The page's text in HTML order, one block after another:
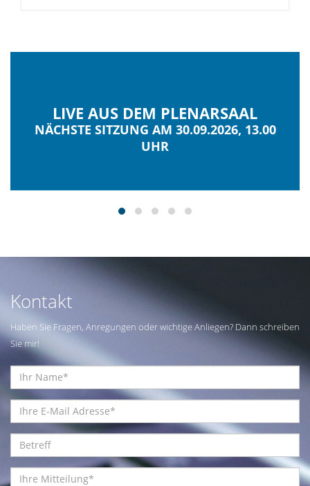
LIVE AUS DEM PLENARSAAL
NÄCHSTE SITZUNG AM 30.09.2026, 13.00
UHR
Kontakt
Haben Sie Fragen, Anregungen oder wichtige Anliegen? Dann schreiben
Sie mir!